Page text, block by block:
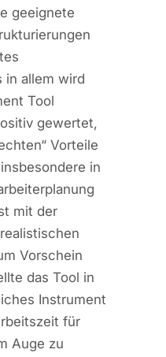
geeignete
in allem wird
Tool
gewertet,
Vorteile
in
mit der
Vorschein
das Tool in
Instrument
für
Auge zu